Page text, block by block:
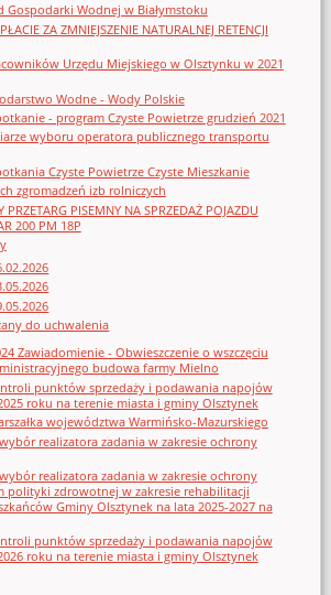
Gospodarki Wodnej w Białymstoku
ZA ZMNIEJSZENIE NATURALNEJ RETENCJI
Urzędu Miejskiego w Olsztynku w 2021
Wodne - Wody Polskie
- program Czyste Powietrze grudzień 2021
wyboru operatora publicznego transportu
Czyste Powietrze Czyste Mieszkanie
zgromadzeń izb rolniczych
PRZETARG PISEMNY NA SPRZEDAŻ POJAZDU
200 PM 18P
do uchwalenia
Zawiadomienie - Obwieszczenie o wszczęciu
budowa farmy Mielno
punktów sprzedaży i podawania napojów
roku na terenie miasta i gminy Olsztynek
województwa Warmińsko-Mazurskiego
realizatora zadania w zakresie ochrony
realizatora zadania w zakresie ochrony
polityki zdrowotnej w zakresie rehabilitacji
Gminy Olsztynek na lata 2025-2027 na
punktów sprzedaży i podawania napojów
roku na terenie miasta i gminy Olsztynek